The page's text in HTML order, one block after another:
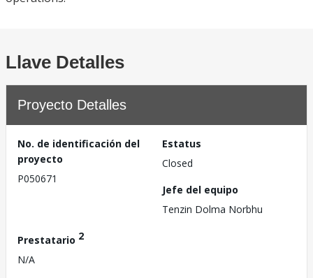
Llave Detalles
Proyecto Detalles
No. de identificación del
proyecto
P050671
Estatus
Closed
Jefe del equipo
Tenzin Dolma Norbhu
Prestatario 2
N/A